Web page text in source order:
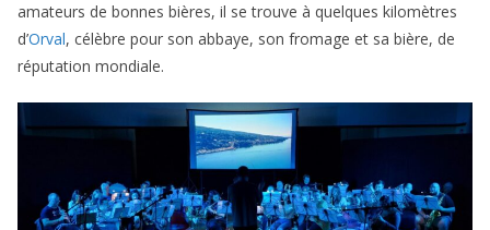
amateurs de bonnes bières, il se trouve à quelques kilomètres
d’Orval, célèbre pour son abbaye, son fromage et sa bière, de
réputation mondiale.